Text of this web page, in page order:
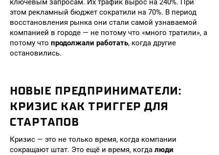
ключевым запросам. Их трафик вырос на 240%. При
этом рекламный бюджет сократили на 70%. В период
восстановления рынка они стали самой узнаваемой
компанией в городе — не потому что «много тратили», а
потому что продолжали работать, когда другие
остановились.
НОВЫЕ ПРЕДПРИНИМАТЕЛИ:
КРИЗИС КАК ТРИГГЕР ДЛЯ
СТАРТАПОВ
Кризис — это не только время, когда компании
сокращают штат. Это ещё и время, когда люди